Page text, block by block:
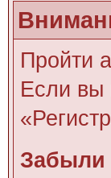
Пройти
Если вы
Забыли